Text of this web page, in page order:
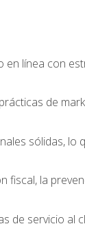
línea con
de
sólidas, lo
fiscal, la
de servicio al